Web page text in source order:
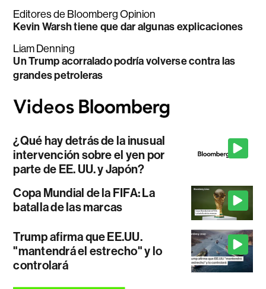
Editores de Bloomberg Opinion
Kevin Warsh tiene que dar algunas explicaciones
Liam Denning
Un Trump acorralado podría volverse contra las
grandes petroleras
¿Qué hay detrás de la inusual
intervención sobre el yen por
parte de EE. UU. y Japón?
Copa Mundial de la FIFA: La
batalla de las marcas
Trump afirma que EE.UU.
"mantendrá el estrecho" y lo
controlará